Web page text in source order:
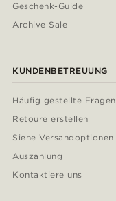
Geschenk-Guide
Archive Sale
KUNDENBETREUUNG
Häufig gestellte Fragen
Retoure erstellen
Siehe Versandoptionen
Auszahlung
Kontaktiere uns